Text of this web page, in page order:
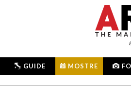
GUIDE MOSTRE